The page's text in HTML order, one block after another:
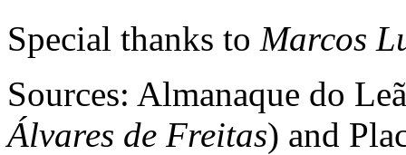
Special thanks to Marcos
Sources: Almanaque do
Álvares de Freitas) and